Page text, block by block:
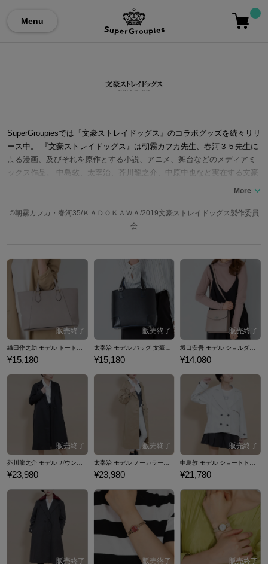
Menu
SuperGroupiesでは『文豪ストレイドッグス』のコラボグッズを続々リリ
ース中。 『文豪ストレイドッグス』は朝霧カフカ先生、春河３５先生に
よる漫画、及びそれを原作とする小説、アニメ、舞台などのメディアミ
ックス作品。 中島敦、太宰治、芥川龍之介、中原中也など実在する文豪
の名を懐くキャラクター達がヨコハマを舞台に活躍する、異能バトルア
2018年3月には映画「文豪ストレイドッグス DEAD APPLE（デッドアッ
プル）」が全国170館以上の劇場で上映されました。2019年にTVアニメ
がりを見せています。 ここでは『文豪ストレイドッグス』コラボの腕時
計やアウター、バッグなど…『文豪ストレイドッグス』コラボファッシ
ョンアイテムをご紹介いたします。
©朝霧カフカ・春河35/ＫＡＤＯＫＡＷＡ/2019文豪ストレイドッグス製作委員
会
¥15,180
太宰治 モデル バッグ 文豪ストレイドッグス 黒の時代
¥15,180 ¥14,080
芥川龍之介 モデル ガウンコート 文豪ストレイドッグス
¥23,980
太宰治 モデル ノーカラーコート 文豪ストレイドッグス
¥23,980
中島敦 モデル ショートトレンチコート 文豪ストレイドッグス
¥21,780